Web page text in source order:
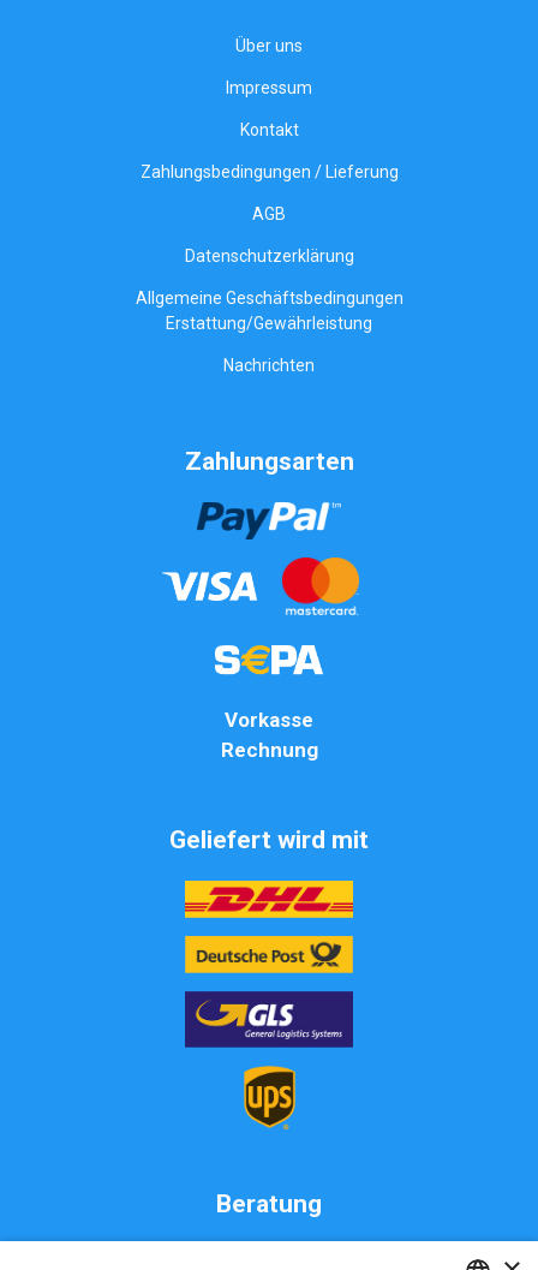
Über uns
Impressum
Kontakt
Zahlungsbedingungen / Lieferung
AGB
Datenschutzerklärung
Allgemeine Geschäftsbedingungen
Erstattung/Gewährleistung
Nachrichten
Zahlungsarten
Vorkasse
Rechnung
Geliefert wird mit
Beratung